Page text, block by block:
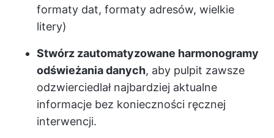
formaty dat, formaty adresów, wielkie
litery)
Stwórz zautomatyzowane harmonogramy
odświeżania danych, aby pulpit zawsze
odzwierciedlał najbardziej aktualne
informacje bez konieczności ręcznej
interwencji.